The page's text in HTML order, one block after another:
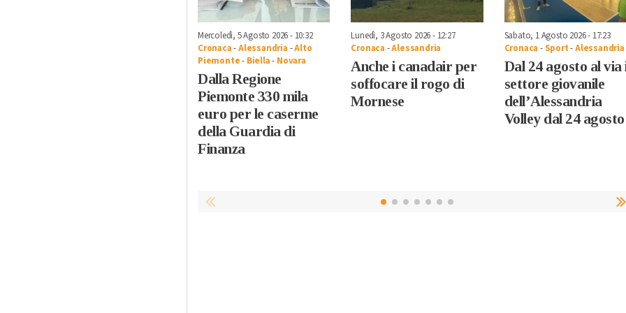
Mercoledì, 5 Agosto 2026 - 10:32
Cronaca-Alessandria -Alto
Piemonte- Biella- Novara
Dalla Regione
Piemonte 330 mila
euro per le caserme
della Guardia di
Finanza
Lunedì, 3 Agosto 2026 - 12:27
Cronaca -Alessandria
Anche i canadair per
soffocare il rogo di
Mornese
Sabato, 1 Agosto 2026 - 17:23
Cronaca -Sport-Alessandria
Dal 24 agosto al via
settore giovanile
dell’Alessandria
Volley dal 24 agosto